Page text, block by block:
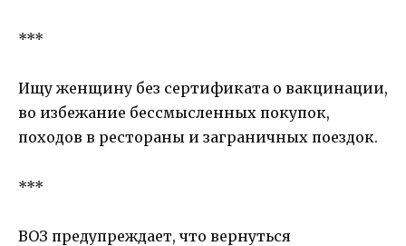
***
Ищу женщину без сертификата о вакцинации,
во избежание бессмысленных покупок,
походов в рестораны и заграничных поездок.
***
ВОЗ предупреждает, что вернуться